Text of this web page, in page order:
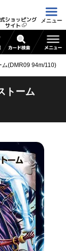
ショッピング
サイト
メニュー
ム(DMR09 94m/110)
トーム